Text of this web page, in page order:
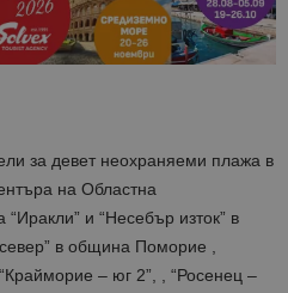
за девет неохраняеми плажа в
на Областна
и “Несебър изток” в
в община Поморие ,
– юг 2”, , “Росенец –